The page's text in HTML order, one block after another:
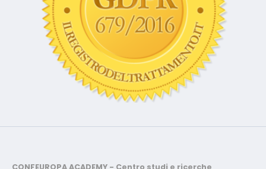
CONFEUROPA ACADEMY - Centro studi e ricerche